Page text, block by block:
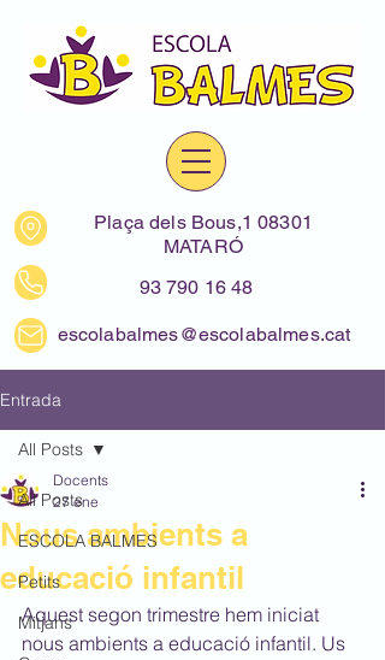
Plaça dels Bous,1 08301
MATARÓ
93 790 16 48
escolabalmes@escolabalmes.cat
Entrada
All Posts
ESCOLA BALMES
Petits
Mitjans
All Posts
Nous ambients a
educació infantil
Docents
27 ene
Aquest segon trimestre hem iniciat
nous ambients a educació infantil. Us